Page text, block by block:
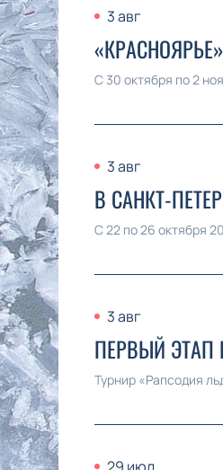
3 авг
С 30 октября по 2
3 авг
В САНКТ-
С 22 по 26 октября
3 авг
ПЕРВЫЙ ЭТАП
Турнир «Рапсодия